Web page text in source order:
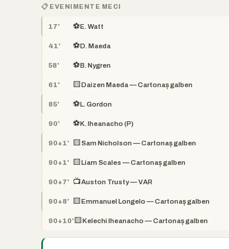
📋 EVENIMENTE MECI
17' ⚽E. Watt
41' ⚽D. Maeda
58' ⚽B. Nygren
61' 🟨 Daizen Maeda — Cartonaș galben
85' ⚽L. Gordon
90' ⚽K. Iheanacho (P)
90+1' 🟨 Sam Nicholson — Cartonaș galben
90+1' 🟨 Liam Scales — Cartonaș galben
90+7' 📺Auston Trusty — VAR
90+8' 🟨 Emmanuel Longelo — Cartonaș galben
90+10' 🟨 Kelechi Iheanacho — Cartonaș galben